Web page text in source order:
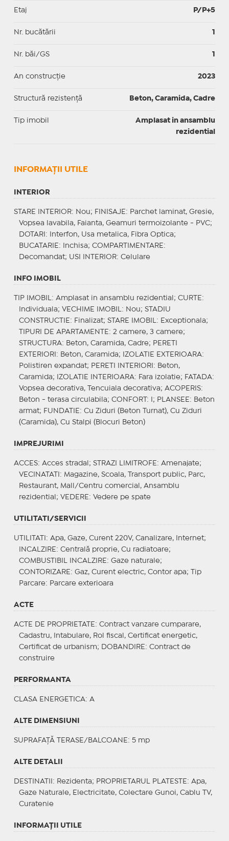
Etaj P/P+5
Nr. bucătării 1
Nr. băi/GS 1
An construcție 2023
Structură rezistență Beton, Caramida, Cadre
Tip imobil
Amplasat in ansamblu
rezidential
INFORMAŢII UTILE
INTERIOR
STARE INTERIOR: Nou; FINISAJE : Parchet laminat, Gresie,
Vopsea lavabila, Faianta, Geamuri termoizolante - PVC;
DOTARI : Interfon, Usa metalica, Fibra Optica;
BUCATARIE : Inchisa; COMPARTIMENTARE :
Decomandat; USI INTERIOR: Celulare
INFO IMOBIL
TIP IMOBIL : Amplasat in ansamblu rezidential; CURTE :
Individuala; VECHIME IMOBIL : Nou; STADIU
CONSTRUCTIE : Finalizat; STARE IMOBIL : Exceptionala;
TIPURI DE APARTAMENTE : 2 camere, 3 camere;
STRUCTURA: Beton, Caramida, Cadre; PERETI
EXTERIORI : Beton, Caramida; IZOLATIE EXTERIOARA:
Polistiren expandat; PERETI INTERIORI : Beton,
Caramida;
IZOLATIE INTERIOARA: Fara izolatie; FATADA:
Vopsea decorativa, Tencuiala decorativa; ACOPERIS:
Beton - terasa circulabila; CONFORT : I; PLANSEE : Beton
armat; FUNDATIE : Cu Ziduri (Beton Turnat), Cu Ziduri
(Caramida), Cu Stalpi (Blocuri Beton)
IMPREJURIMI
ACCES: Acces stradal; STRAZI LIMITROFE : Amenajate;
VECINATATI : Magazine, Scoala, Transport public, Parc,
Restaurant, Mall/Centru comercial, Ansamblu
rezidential; VEDERE : Vedere pe spate
UTILITATI/SERVICII
UTILITATI : Apa, Gaze, Curent 220V, Canalizare, Internet;
INCALZIRE : Centrală proprie, Cu radiatoare;
COMBUSTIBIL INCALZIRE : Gaze naturale;
CONTORIZARE : Gaz, Curent electric, Contor apa;
Tip
Parcare: Parcare exterioara
ACTE
ACTE DE PROPRIETATE : Contract vanzare cumparare,
Cadastru, Intabulare, Rol fiscal, Certificat energetic,
Certificat de urbanism;
DOBANDIRE : Contract de
construire
PERFORMANTA
CLASA ENERGETICA: A
ALTE DIMENSIUNI
SUPRAFAȚĂ TERASE/BALCOANE: 5 mp
ALTE DETALII
DESTINATII : Rezidenta; PROPRIETARUL PLATESTE : Apa,
Gaze Naturale, Electricitate, Colectare Gunoi, Cablu TV,
Curatenie
INFORMAŢII UTILE